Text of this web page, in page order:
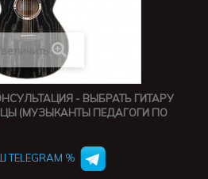
- ВЫБРАТЬ ГИТАРУ
(МУЗЫКАНТЫ ПЕДАГОГИ ПО
%